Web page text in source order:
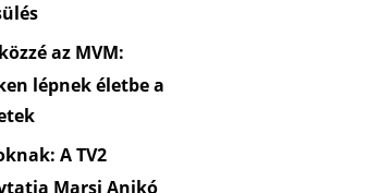
az MVM:
lépnek életbe a
A TV2
Marsi Anikó